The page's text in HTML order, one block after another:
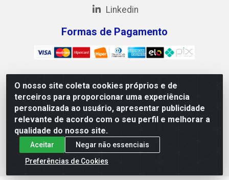
O nosso site coleta cookies próprios e de
terceiros para proporcionar uma experiência
personalizada ao usuário, apresentar publicidade
relevante de acordo com o seu perfil e melhorar a
qualidade do nosso site.
Aceitar
Negar não essenciais
Preferências de Cookies
Linkedin
Formas de Pagamento
Mix Alimentos LTDA - Quadra Asr Ne 55 (412 Norte), Alameda
02, S/N - Plano Diretor Norte, Palmas/TO - CEP 77.006-540 -
CNPJ 05.922.500/0001-02